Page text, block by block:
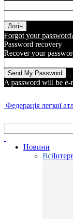
Forgot your
Password recovery
Recover your
A password will be e-
Федерація легкої
Новини
Всі